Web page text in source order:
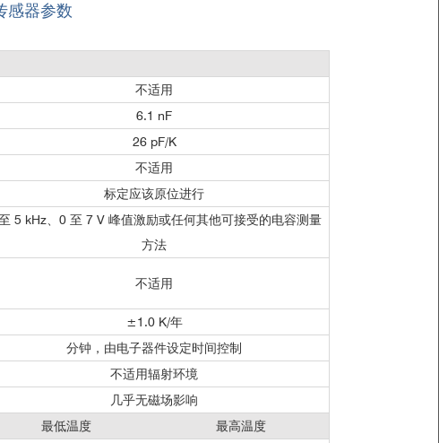
感器参数
不适用
6.1 nF
26 pF/K
不适用
标定应该原位进行
5 kHz、0 至 7 V 峰值激励或任何其他可接受的电容测量
方法
不适用
±1.0 K/年
分钟，由电子器件设定时间控制
不适用辐射环境
几乎无磁场影响
最低温度
最高温度